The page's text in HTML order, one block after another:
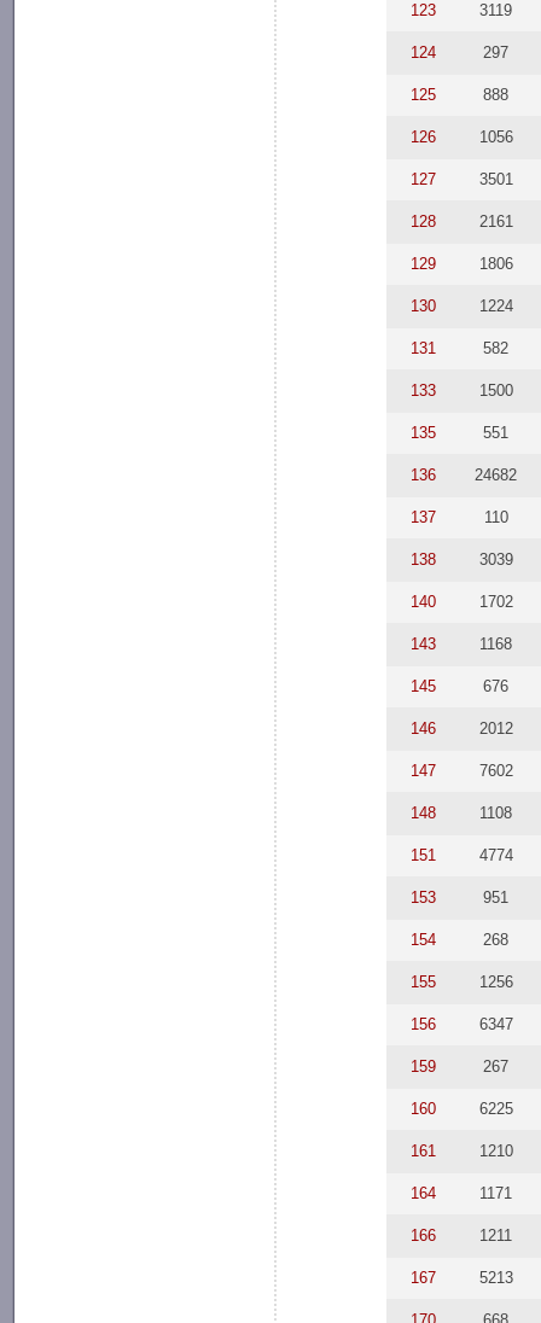
123 3119
124 297
125 888
126 1056
127 3501
128 2161
129 1806
130 1224
131 582
133 1500
135 551
136 24682
137 110
138 3039
140 1702
143 1168
145 676
146 2012
147 7602
148 1108
151 4774
153 951
154 268
155 1256
156 6347
159 267
160 6225
161 1210
164 1171
166 1211
167 5213